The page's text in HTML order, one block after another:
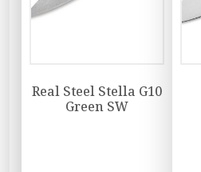
Real Steel Stella G10
Green SW